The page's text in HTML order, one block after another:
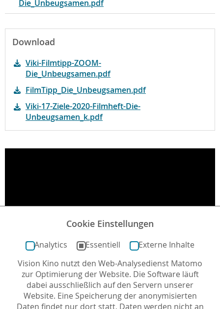
Die_Unbeugsamen.pdf
Download
Viki-Filmtipp-ZOOM-
Die_Unbeugsamen.pdf
FilmTipp_Die_Unbeugsamen.pdf
Viki-17-Ziele-2020-Filmheft-Die-
Unbeugsamen_k.pdf
Cookie Einstellungen
Analytics Essentiell
Externe Inhalte
Vision Kino nutzt den Web-Analysedienst Matomo
zur Optimierung der Website. Die Software läuft
dabei ausschließlich auf den Servern unserer
Website. Eine Speicherung der anonymisierten
Daten findet nur dort statt, Daten werden nicht an